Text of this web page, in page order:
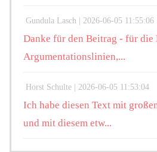
Gundula Lasch | 2026-06-05 11:55:06
Danke für den Beitrag - für die
Argumentationslinien,...
Horst Schulte | 2026-06-05 11:53:04
Ich habe diesen Text mit
und mit diesem etw...